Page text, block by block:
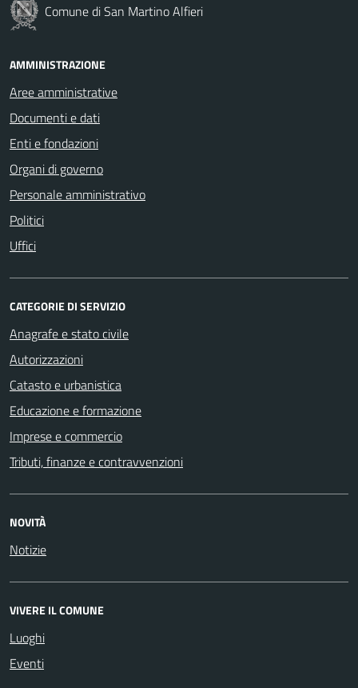
Comune di San Martino Alfieri
AMMINISTRAZIONE
Aree amministrative
Documenti e dati
Enti e fondazioni
Organi di governo
Personale amministrativo
Politici
Uffici
CATEGORIE DI SERVIZIO
Anagrafe e stato civile
Autorizzazioni
Catasto e urbanistica
Educazione e formazione
Imprese e commercio
Tributi, finanze e contravvenzioni
NOVITÀ
Notizie
VIVERE IL COMUNE
Luoghi
Eventi